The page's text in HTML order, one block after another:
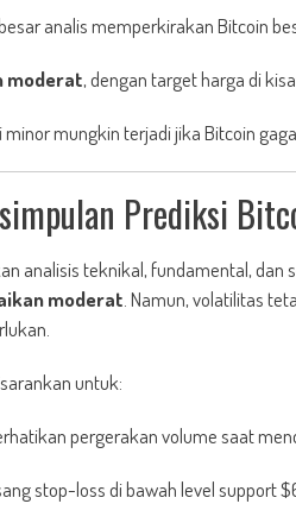
analis memperkirakan Bitcoin
moderat, dengan target harga di
minor mungkin terjadi jika Bitcoin
Prediksi
analisis teknikal, fundamental, dan
moderat. Namun, volatilitas
untuk:
pergerakan volume saat
stop-loss di bawah level support